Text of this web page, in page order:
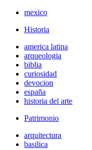
mexico
Historia
america latina
arqueologia
biblia
curiosidad
devocion
españa
historia del arte
Patrimonio
arquitectura
basilica